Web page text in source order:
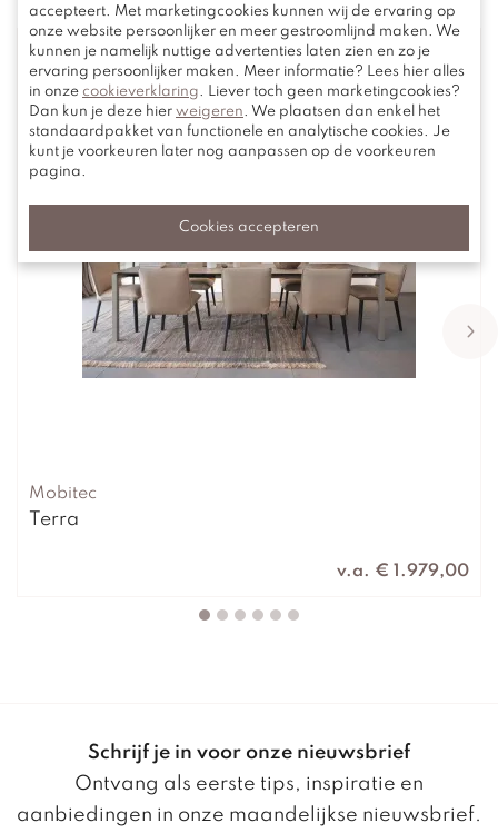
Mobitec
Terra
v.a. € 1.979,00
Schrijf je in voor onze nieuwsbrief
Ontvang als eerste tips, inspiratie en
aanbiedingen in onze maandelijkse nieuwsbrief.
accepteert. Met marketingcookies kunnen wij de ervaring op
onze website persoonlijker en meer gestroomlijnd maken. We
kunnen je namelijk nuttige advertenties laten zien en zo je
ervaring persoonlijker maken. Meer informatie? Lees hier alles
in onze cookieverklaring. Liever toch geen marketingcookies?
Dan kun je deze hier weigeren. We plaatsen dan enkel het
standaardpakket van functionele en analytische cookies. Je
kunt je voorkeuren later nog aanpassen op de voorkeuren
pagina.
Cookies accepteren